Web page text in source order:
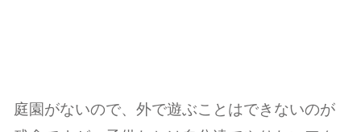
庭園がないので、外で遊ぶことはできないのが